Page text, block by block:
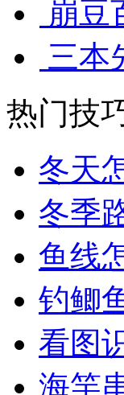
崩豆
三本
热门技
冬天
冬季
鱼线
钓鲫
看图
海竿